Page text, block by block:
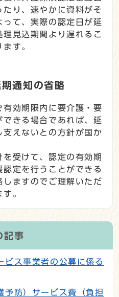
り、速やかに資料がそ
って、実際の認定日が延
見込期間より遅れるこ
す。
通知の省略
効期限内に要介護・要
きる場合であれば、延
えないとの方針が国か
受けて、認定の有効期
定を行うことができる
ますのでご理解いただ
。
記事
ビス事業者の公募に係る
予防）サービス費（負担